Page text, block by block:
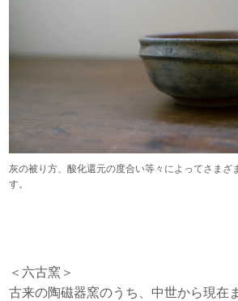
灰の被り方、酸化還元の度合い等々によってさまざ
す。
＜六古窯＞
古来の陶磁器窯のうち、中世から現在